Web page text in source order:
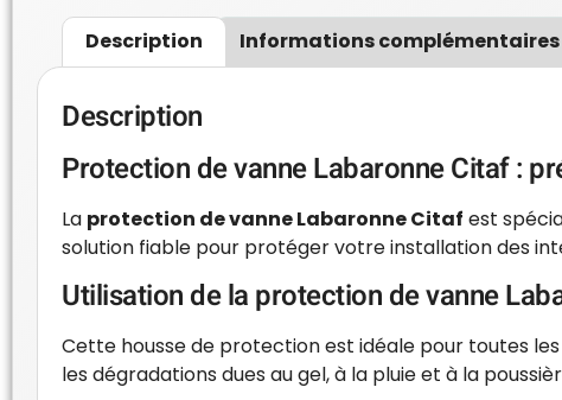
Description Informations complémentaires
Description
Protection de vanne Labaronne Citaf :
La protection de vanne Labaronne Citaf est
solution fiable pour protéger votre installation des
Utilisation de la protection de vanne
Cette housse de protection est idéale pour toutes
les dégradations dues au gel, à la pluie et à la